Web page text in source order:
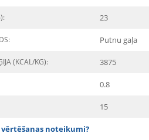
23
Putnu gaļa
(KCAL/KG): 3875
0.8
15
noteikumi?